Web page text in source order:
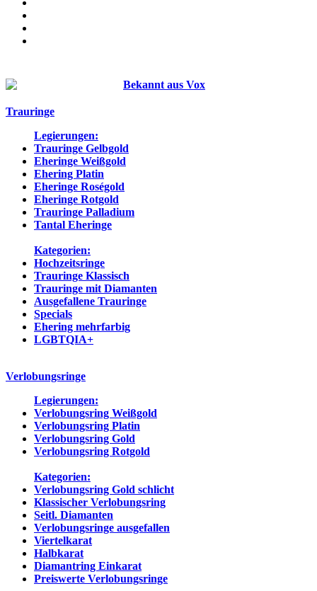
Trauringe
Legierungen:
Trauringe Gelbgold
Eheringe Weißgold
Ehering Platin
Eheringe Roségold
Eheringe Rotgold
Trauringe Palladium
Tantal Eheringe
Kategorien:
Hochzeitsringe
Trauringe Klassisch
Trauringe mit Diamanten
Ausgefallene Trauringe
Specials
Ehering mehrfarbig
LGBTQIA+
Verlobungsringe
Legierungen:
Verlobungsring Weißgold
Verlobungsring Platin
Verlobungsring Gold
Verlobungsring Rotgold
Kategorien:
Verlobungsring Gold schlicht
Klassischer Verlobungsring
Seitl. Diamanten
Verlobungsringe ausgefallen
Viertelkarat
Halbkarat
Diamantring Einkarat
Preiswerte Verlobungsringe